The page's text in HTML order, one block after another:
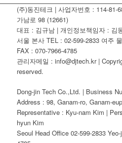
(주)동진테크 | 사업자번호 : 114-81-
가남로 98 (12661)
대표 : 김규남 | 개인정보책임자 : 김
서울 본사 TEL : 02-599-2833 여주
FAX : 070-7966-4785
관리자메일 : info@djtech.kr |
reserved.
Dong-jin Tech Co.,Ltd. | Business
Address : 98, Ganam-ro, Ganam-
Representative : Kyu-nam Kim |
hyun Kim
Seoul Head Office 02-599-2833